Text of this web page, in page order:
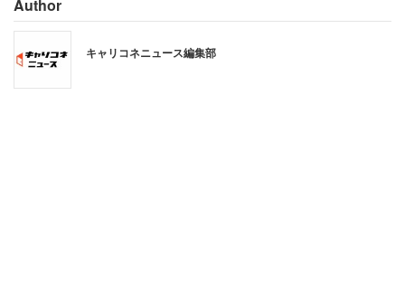
日本全体ではなく、自分の職場に外国人労働者が増えるこ
とが「非常によいこと」と答えたのは9.4％、「まあよい
こと」は41.9％で、合わせて51.3％だった。「よいこと」
Author
キャリコネニュース編集部